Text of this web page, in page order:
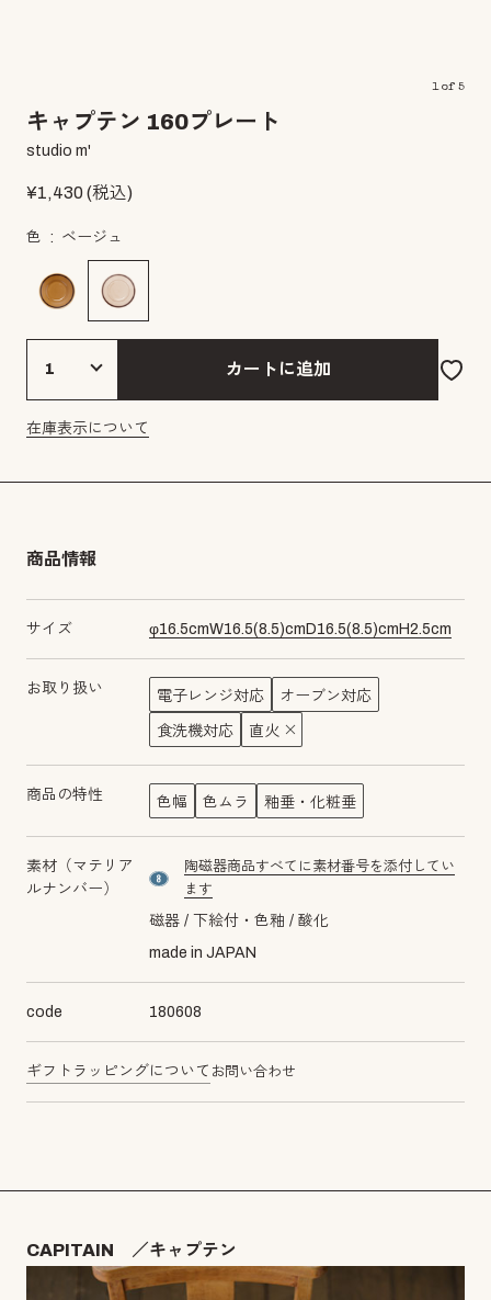
1of 5
キャプテン 160プレート
studio m'
¥1,430(税込)
色 ベージュ
カートに追加
在庫表示について
商品情報
サイズ φ16.5cmW16.5(8.5)cm D16.5(8.5)cm H2.5cm
お取り扱い 電子レンジ対応 オーブン対応
食洗機対応 直火
商品の特性 色幅 色ムラ 釉垂・化粧垂
素材（マテリア
ルナンバー）
material number8
陶磁器商品すべてに素材番号を添付してい
ます
磁器 下絵付・色釉
酸化
made in JAPAN
code 180608
ギフトラッピングについて お問い合わせ
CAPITAIN ／キャプテン